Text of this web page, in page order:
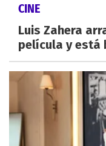
CINE
Luis Zahera
película y está